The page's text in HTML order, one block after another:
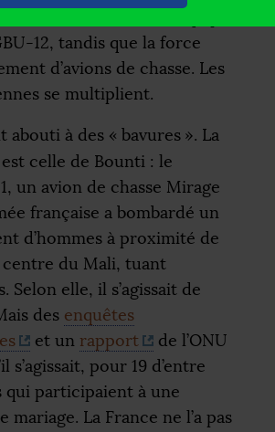
-12, tandis que la force
d’avions de chasse. Les
se multiplient.
abouti à des « bavures ». La
celle de Bounti : le
un avion de chasse Mirage
française a bombardé un
d’hommes à proximité de
centre du Mali, tuant
Selon elle, il s’agissait de
des enquêtes
et un rapport de l’ONU
s’agissait, pour 19 d’entre
qui participaient à une
mariage. La France ne l’a pas